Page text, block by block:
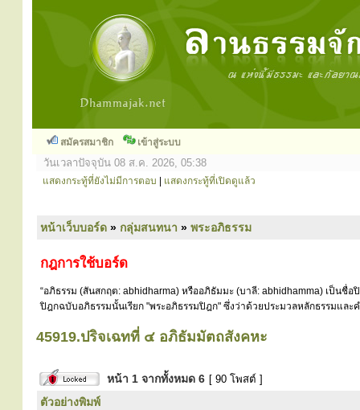
สมัครสมาชิก เข้าสู่ระบบ
วันเวลาปัจจุบัน 08 ส.ค. 2026, 05:38
แสดงกระทู้ที่ยังไม่มีการตอบ แสดงกระทู้ที่เปิดดูแล้ว
หน้าเว็บบอร์ด » กลุ่มสนทนา » พระอภิธรรม
กฎการใช้บอร์ด
“อภิธรรม (สันสกฤต: abhidharma) หรืออภิธัมมะ (บาลี: abhidhamma) เป็น
ปิฎกฉบับอภิธรรมนั้นเรียก "พระอภิธรรมปิฎก" ซึ่งว่าด้วยประมวลหลักธรรมแล
45919.ปริจเฉทที่ ๔ อภิธัมมัตถสังคหะ
หน้า 1 จากทั้งหมด 6 [ 90 โพสต์ ]
ตัวอย่างพิมพ์